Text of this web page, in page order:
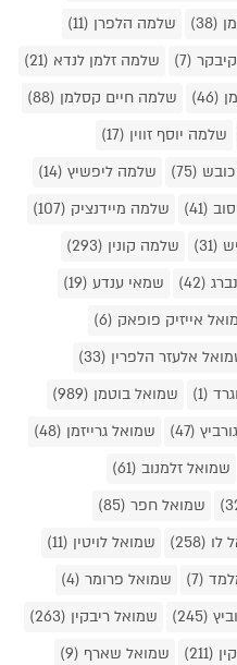
שלמה הלפרן (11)
(7)
שלמה זלמן לנדא (21)
שלמה חיים קסלמן (88)
שלמה יוסף זווין (17)
(75)
שלמה ליפשיץ (14)
(41)
שלמה מיידנציק (107)
שלמה קונין (293)
(42)
שמאי ענדע (19)
אייזיק פופאק (6)
אלעזר הלפרין (33)
(1)
שמואל בוטמן (989)
(47)
שמואל גרייזמן (48)
שמואל זלמנוב (61)
שמואל חפר (85)
(258)
שמואל לויטין (11)
(7)
שמואל פרומר (4)
(245)
שמואל ריבקין (263)
שמואל שארף (9)